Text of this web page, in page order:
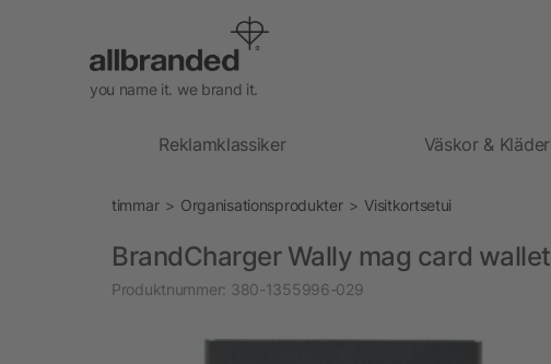
you name it. we brand it.
Reklamklassiker Väskor & Kläder
timmar Organisationsprodukter Visitkortsetui
BrandCharger Wally mag card wallet
Produktnummer: 380-1355996-029